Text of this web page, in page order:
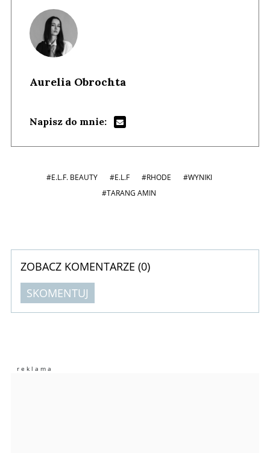
Aurelia Obrochta
Napisz do mnie:
#E.L.F. BEAUTY #E.L.F #RHODE
#WYNIKI
#TARANG AMIN
ZOBACZ KOMENTARZE (0)
SKOMENTUJ
Imię (Wymagane)